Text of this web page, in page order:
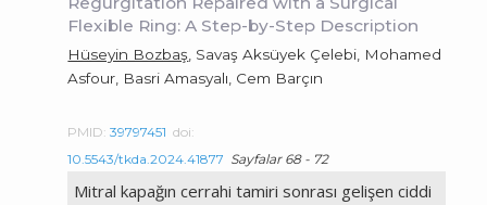
Flexible Ring: A Step-by-Step Description
Hüseyin Bozbaş , Savaş Aksüyek Çelebi, Mohamed
Asfour, Basri Amasyalı, Cem Barçın
PMID:39797451 doi:
10.5543/tkda.2024.41877 Sayfalar 68 - 72
Mitral kapağın cerrahi tamiri sonrası gelişen ciddi